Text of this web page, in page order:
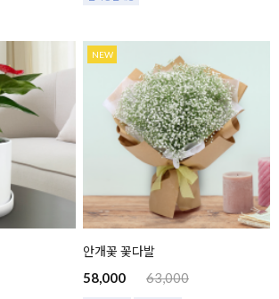
NEW
안개꽃 꽃다발
58,000 63,000